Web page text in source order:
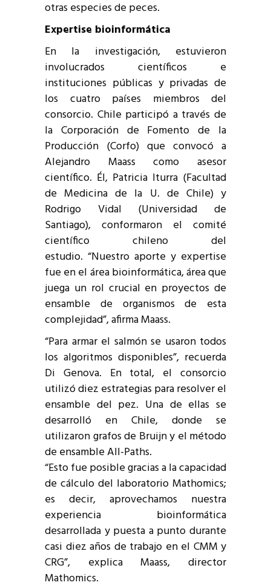
otras especies de peces.
Expertise bioinformática
En la investigación, estuvieron
involucrados científicos e
instituciones públicas y privadas de
los cuatro países miembros del
consorcio. Chile participó a través de
la Corporación de Fomento de la
Producción (Corfo) que convocó a
Alejandro Maass como asesor
científico. Él, Patricia Iturra (Facultad
de Medicina de la U. de Chile) y
Rodrigo Vidal (Universidad de
Santiago), conformaron el comité
científico chileno del
estudio. “Nuestro aporte y expertise
fue en el área bioinformática, área que
juega un rol crucial en proyectos de
ensamble de organismos de esta
complejidad”, afirma Maass.
“Para armar el salmón se usaron todos
los algoritmos disponibles”, recuerda
Di Genova. En total, el consorcio
utilizó diez estrategias para resolver el
ensamble del pez. Una de ellas se
desarrolló en Chile, donde se
utilizaron grafos de Bruijn y el método
de ensamble All-Paths.
“Esto fue posible gracias a la capacidad
de cálculo del laboratorio Mathomics;
es decir, aprovechamos nuestra
experiencia bioinformática
desarrollada y puesta a punto durante
casi diez años de trabajo en el CMM y
CRG”, explica Maass, director
Mathomics.